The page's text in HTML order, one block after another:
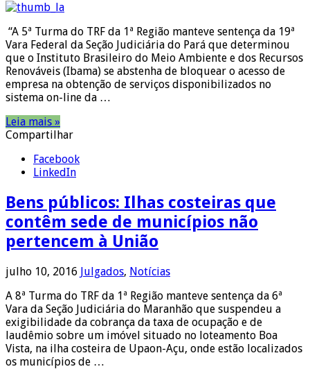
“A 5ª Turma do TRF da 1ª Região manteve sentença da 19ª
Vara Federal da Seção Judiciária do Pará que determinou
que o Instituto Brasileiro do Meio Ambiente e dos Recursos
Renováveis (Ibama) se abstenha de bloquear o acesso de
empresa na obtenção de serviços disponibilizados no
sistema on-line da …
Leia mais »
Compartilhar
Facebook
LinkedIn
Bens públicos: Ilhas costeiras que
contêm sede de municípios não
pertencem à União
julho 10, 2016 Julgados, Notícias
A 8ª Turma do TRF da 1ª Região manteve sentença da 6ª
Vara da Seção Judiciária do Maranhão que suspendeu a
exigibilidade da cobrança da taxa de ocupação e de
laudêmio sobre um imóvel situado no loteamento Boa
Vista, na ilha costeira de Upaon-Açu, onde estão localizados
os municípios de …